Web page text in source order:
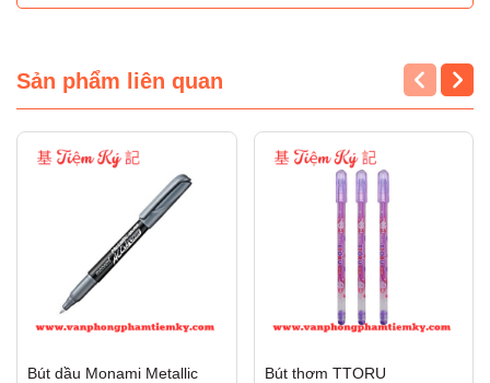
Sản phẩm liên quan
Bút dầu Monami Metallic
Bút thơm TTORU